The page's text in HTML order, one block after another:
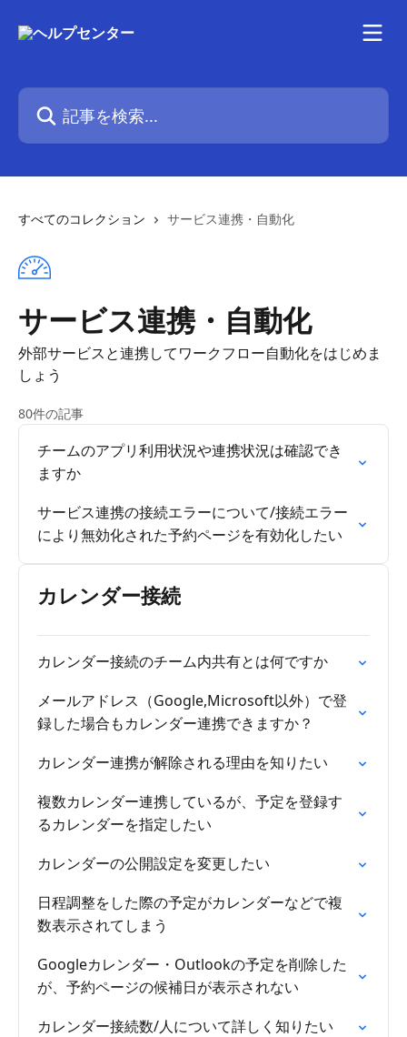
記事を検索...
すべてのコレクション サービス連携・自動化
サービス連携・自動化
外部サービスと連携してワークフロー自動化をはじめま
しょう
80件の記事
チームのアプリ利用状況や連携状況は確認でき
ますか
サービス連携の接続エラーについて/接続エラー
により無効化された予約ページを有効化したい
カレンダー接続
カレンダー接続のチーム内共有とは何ですか
メールアドレス（Google,Microsoft以外）で登
録した場合もカレンダー連携できますか？
カレンダー連携が解除される理由を知りたい
複数カレンダー連携しているが、予定を登録す
るカレンダーを指定したい
カレンダーの公開設定を変更したい
日程調整をした際の予定がカレンダーなどで複
数表示されてしまう
Googleカレンダー・Outlookの予定を削除した
が、予約ページの候補日が表示されない
カレンダー接続数/人について詳しく知りたい